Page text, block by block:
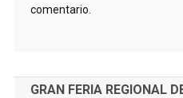
comentario.
GRAN FERIA REGIONAL